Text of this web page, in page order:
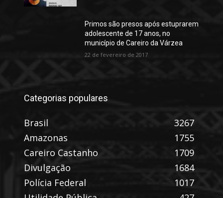
Primos são presos após estuprarem
adolescente de 17 anos, no
município de Careiro da Várzea
22 de fevereiro de 2017
Categorias populares
Brasil
3267
Amazonas
1755
Careiro Castanho
1709
Divulgação
1684
Polícia Federal
1017